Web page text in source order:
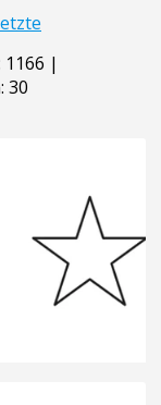
|
30